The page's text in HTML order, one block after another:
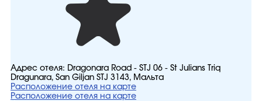
Адрес отеля: Dragonara Road - STJ 06 - St Julians Triq
Dragunara, San Ġiljan STJ 3143, Мальта
Расположение отеля на карте
Расположение отеля на карте